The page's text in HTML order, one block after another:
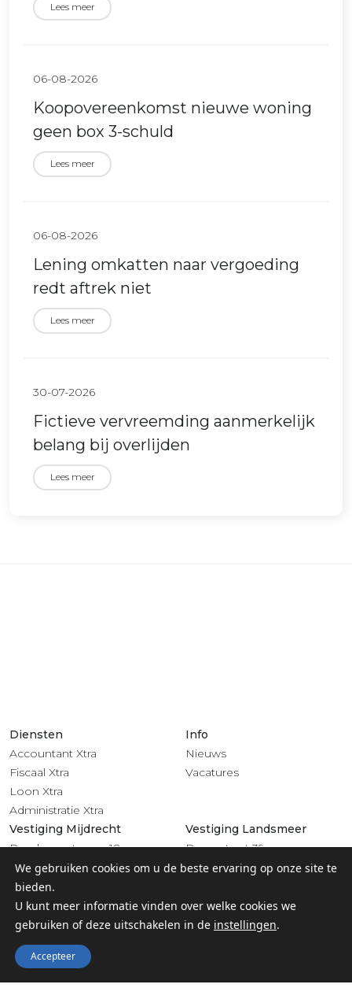
Lees meer
06-08-2026
Koopovereenkomst nieuwe woning
geen box 3-schuld
Lees meer
06-08-2026
Lening omkatten naar vergoeding
redt aftrek niet
Lees meer
30-07-2026
Fictieve vervreemding aanmerkelijk
belang bij overlijden
Lees meer
Volg ons
Diensten
Accountant Xtra
Fiscaal Xtra
Loon Xtra
Administratie Xtra
Info
Nieuws
Vacatures
Vestiging Mijdrecht
Rendementsweg 18
3641 SL Mijdrecht
0297 - 283 201
Vestiging Landsmeer
Dorpsstraat 39
1121 BV Landsmeer
We gebruiken cookies om u de beste ervaring op onze site te
bieden.
U kunt meer informatie vinden over welke cookies we
gebruiken of deze uitschakelen in de instellingen.
Accepteer